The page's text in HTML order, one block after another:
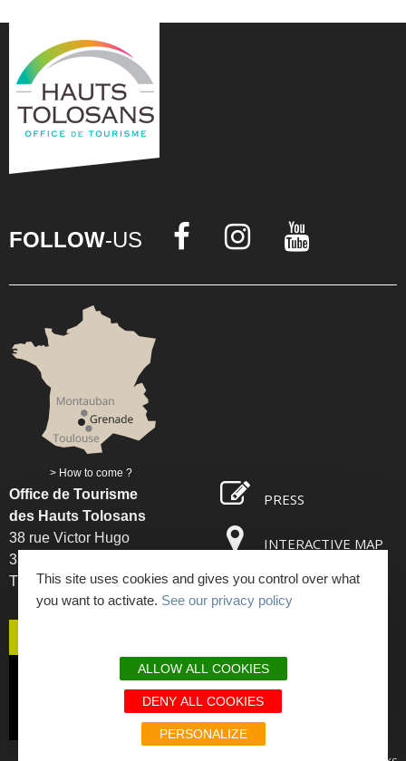
FOLLOW-US
How to come ?
Office de Tourisme
des Hauts Tolosans
38 rue Victor Hugo
31330 Grenade sur Garonne
Tél. : 05 61 82 93 85
PRESS
INTERACTIVE MAP
OPENING TIMES
SUBSCRIBE
TO OUR NEWSLETTER
This site uses cookies and gives you control over what
you want to activate. See our privacy policy
ALLOW ALL COOKIES
DENY ALL COOKIES
PERSONALIZE